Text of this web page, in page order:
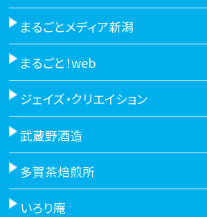
まるごとメディア新潟
まるごと！web
ジェイズ・クリエイション
武蔵野酒造
多賀茶焙煎所
いろり庵